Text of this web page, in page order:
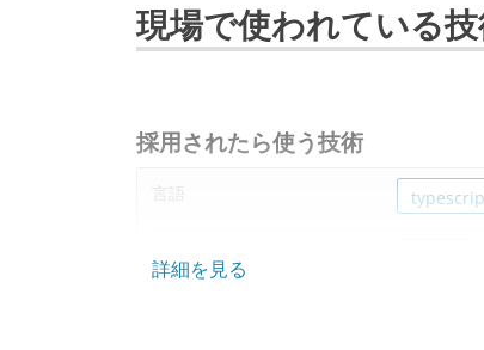
現場で使われている技
採用されたら使う技術
言語
詳細を見る